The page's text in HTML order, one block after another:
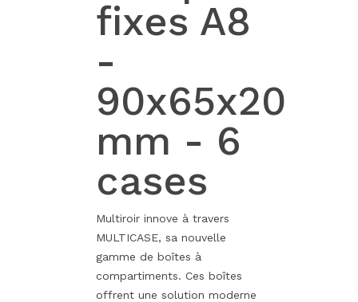
fixes A8
-
90x65x20
mm - 6
cases
Multiroir innove à travers
MULTICASE, sa nouvelle
gamme de boîtes à
compartiments. Ces boîtes
offrent une solution moderne